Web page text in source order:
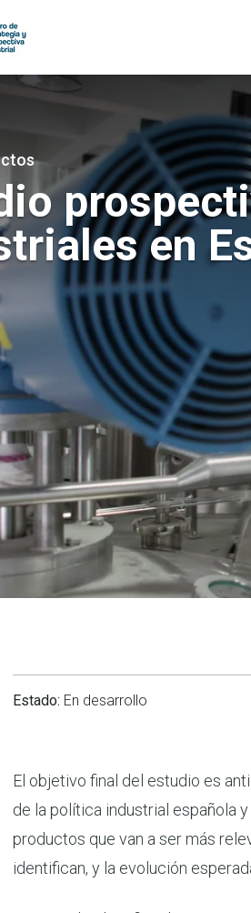
en
Estado: En desarrollo
El objetivo final del estudio es
de la política industrial española
productos que van a ser más
identifican, y la evolución